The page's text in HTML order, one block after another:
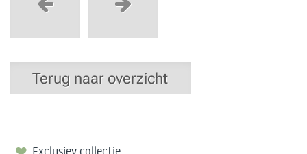
Terug naar overzicht
Exclusiev collectie